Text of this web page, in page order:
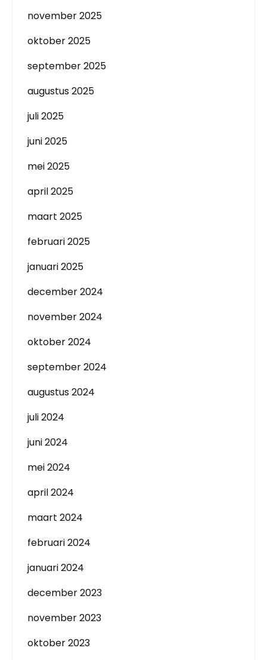
november 2025
oktober 2025
september 2025
augustus 2025
juli 2025
juni 2025
mei 2025
april 2025
maart 2025
februari 2025
januari 2025
december 2024
november 2024
oktober 2024
september 2024
augustus 2024
juli 2024
juni 2024
mei 2024
april 2024
maart 2024
februari 2024
januari 2024
december 2023
november 2023
oktober 2023